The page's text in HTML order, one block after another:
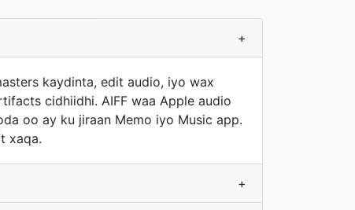
+
kaydinta, edit audio, iyo wax
cidhiidhi. AIFF waa Apple audio
oo ay ku jiraan Memo iyo Music app.
xaqa.
+